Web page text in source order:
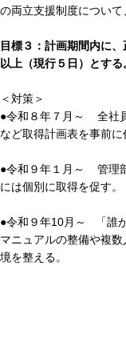
の両立支援制度について
目標３：計画期間内に
以上（現行５日）とする
＜対策＞
●令和８年７月～ 全社
など取得計画表を事前に
●令和９年１月～ 管理
には個別に取得を促す。
●令和９年10月～ 「誰
マニュアルの整備や複
境を整える。